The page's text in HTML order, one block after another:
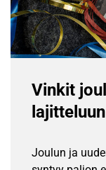
Vinkit
lajitteluun
Joulun ja